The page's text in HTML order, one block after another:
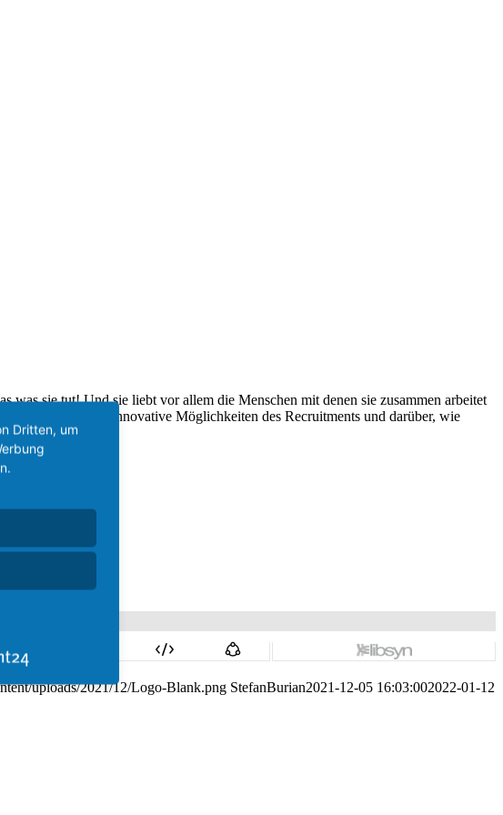
sie tut! Und sie liebt vor allem die Menschen mit denen sie zusammen arbeitet
uns über innovative Möglichkeiten des Recruitments und darüber, wie
uploads/2021/12/Logo-Blank.png StefanBurian2021-12-05 16:03:002022-01-12
Dritten, um